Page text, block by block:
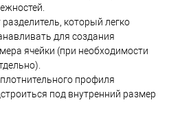
который легко
для создания
ячейки (при необходимости
профиля
под внутренний размер